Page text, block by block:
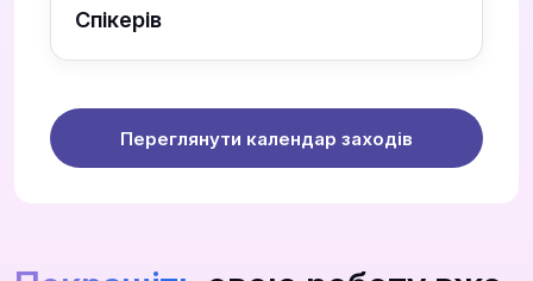
Спікерів
Переглянути календар заходів